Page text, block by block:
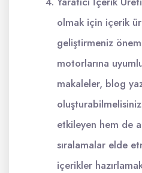
olmak için içerik
geliştirmeniz
motorlarına
makaleler, blog
etkileyen hem de
sıralamalar elde
içerikler hazırlamak